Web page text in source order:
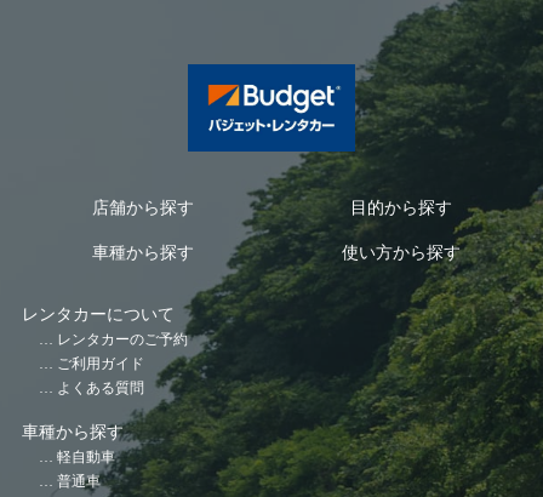
店舗から探す 目的から探す
車種から探す 使い方から探す
レンタカーについて
レンタカーのご予約
ご利用ガイド
よくある質問
車種から探す
軽自動車
普通車